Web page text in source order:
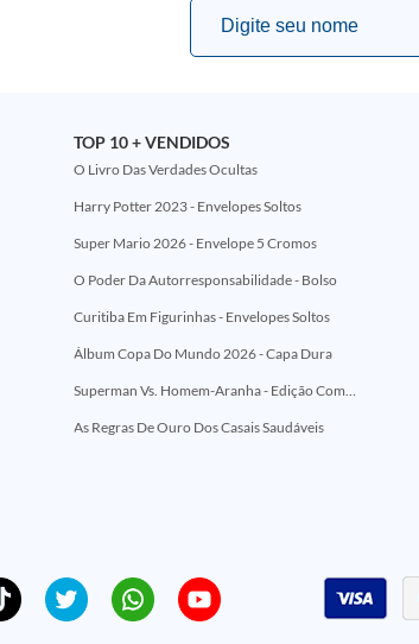
TOP 10 + VENDIDOS
O Livro Das Verdades Ocultas
Harry Potter 2023 - Envelopes Soltos
Super Mario 2026 - Envelope 5 Cromos
O Poder Da Autorresponsabilidade - Bolso
Curitiba Em Figurinhas - Envelopes Soltos
Álbum Copa Do Mundo 2026 - Capa Dura
Superman Vs. Homem-Aranha - Edição Comemorativa 50 Anos (Encontros Clássicos Dc E Marvel)
As Regras De Ouro Dos Casais Saudáveis